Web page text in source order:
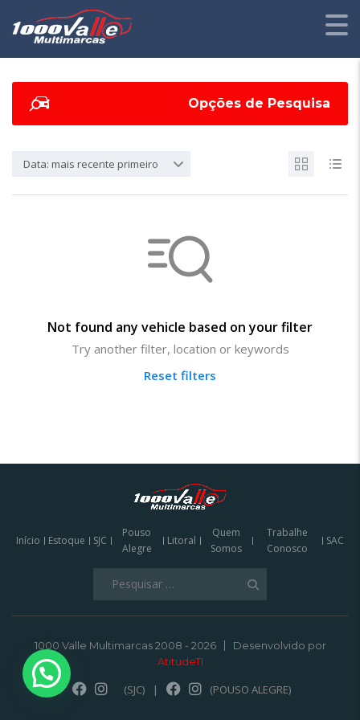
Opções de Pesquisa
Data: mais recente primeiro
Not found any vehicle based on your filter
Try another filter, location or keywords
Reset filters
Início Estoque SJC
Pouso
Alegre
Litoral
Quem
Somos
Trabalhe
Conosco
SAC
1000 Valle Multimarcas 2008 - 2026
Desenvolvido por
AtitudeTI
(SJC) | (POUSO ALEGRE)